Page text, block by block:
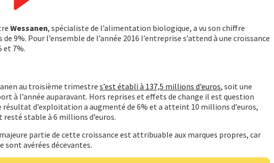
Wessanen, spécialiste de l’alimentation biologique, a vu son chiffre
9%. Pour l’ensemble de l’année 2016 l’entreprise s’attend à une croissance
et 7%.
au troisième trimestre s’est établi à 137,5 millions d’euros, soit une
à l’année auparavant. Hors reprises et effets de change il est question
résultat d’exploitation a augmenté de 6% et a atteint 10 millions d’euros,
stable à 6 millions d’euros.
partie de cette croissance est attribuable aux marques propres, car
sont avérées décevantes.